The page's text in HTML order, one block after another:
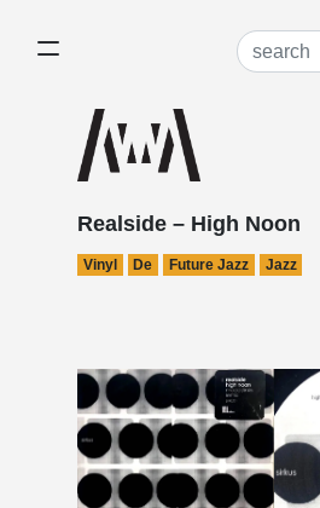
Realside – High Noon
Vinyl De Future Jazz Jazz